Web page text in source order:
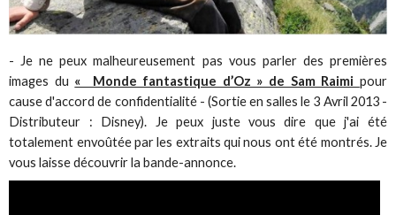
- Je ne peux malheureusement pas vous parler des premières
images du « Monde fantastique d’Oz » de Sam Raimi pour
cause d'accord de confidentialité - (Sortie en salles le 3 Avril 2013 -
Distributeur : Disney). Je peux juste vous dire que j'ai été
totalement envoûtée par les extraits qui nous ont été montrés. Je
vous laisse découvrir la bande-annonce.